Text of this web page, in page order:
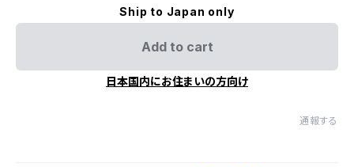
Ship to Japan only
Add to cart
日本国内にお住まいの方向け
通報する